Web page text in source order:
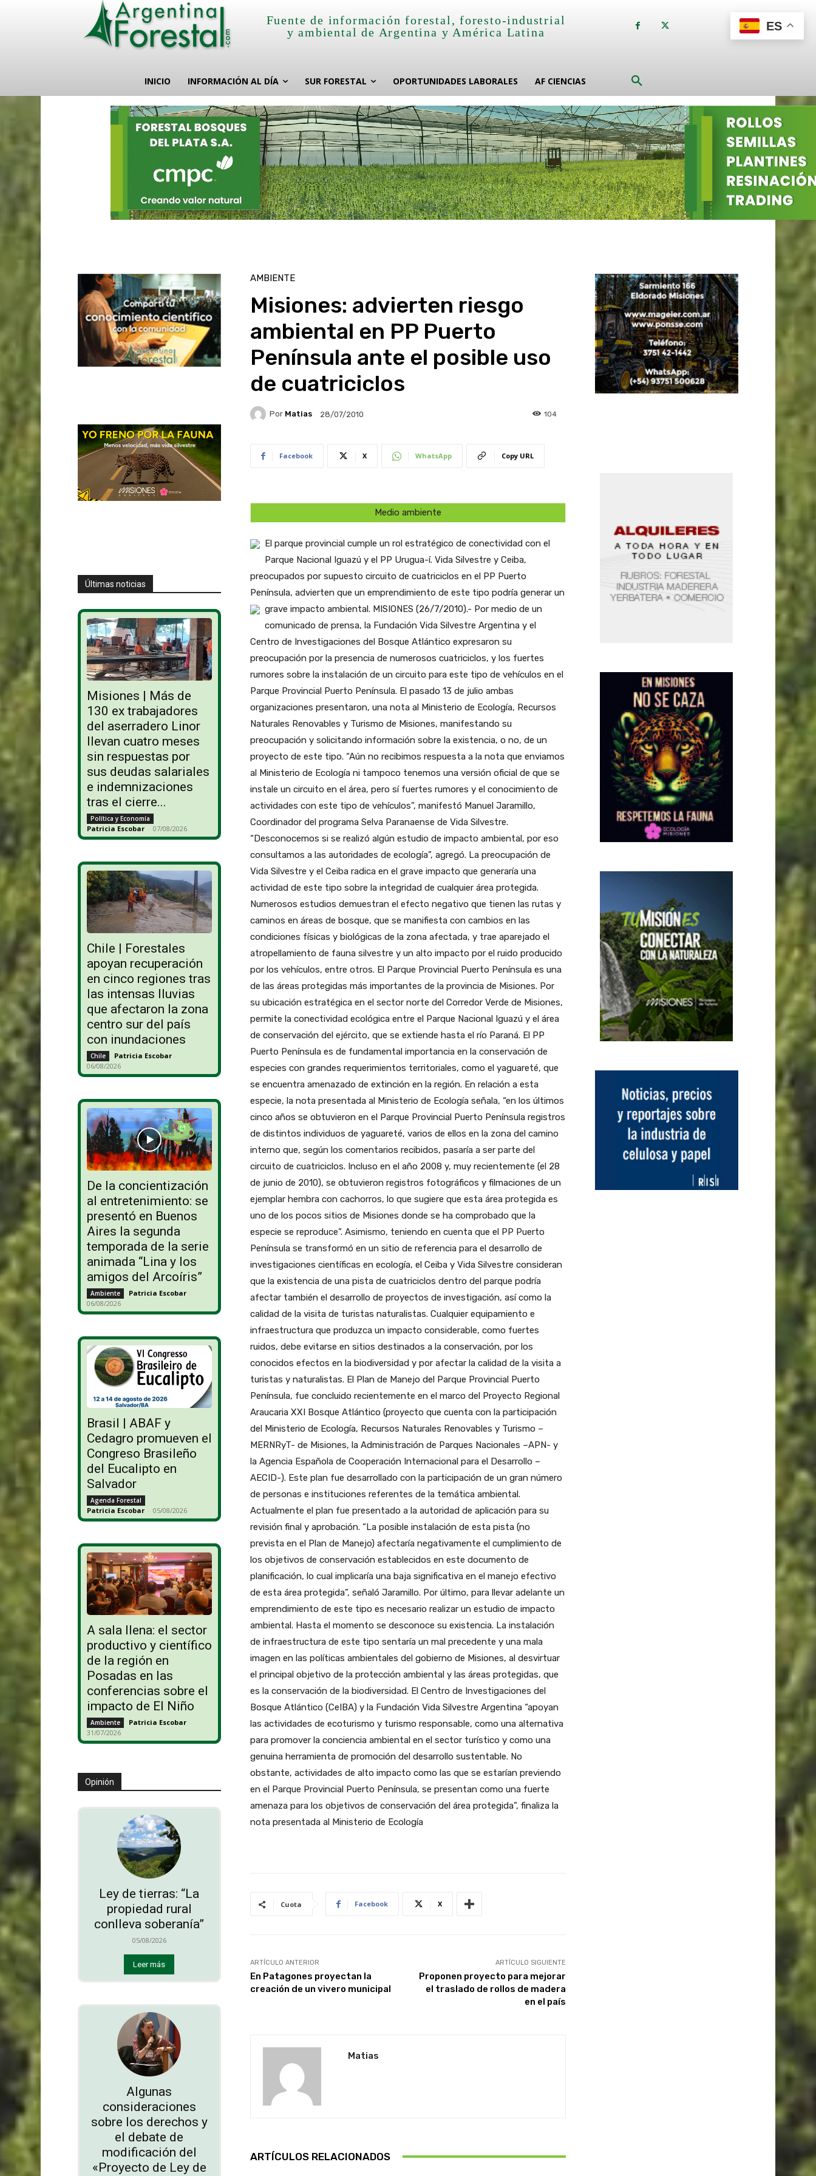
Fuente de información forestal, foresto-industrial
y ambiental de Argentina y América Latina
INICIO INFORMACIÓN AL DÍA SUR FORESTAL OPORTUNIDADES LABORALES AF CIENCIAS
Últimas noticias
Misiones | Más de
130 ex trabajadores
del aserradero Linor
llevan cuatro meses
sin respuestas por
sus deudas salariales
e indemnizaciones
tras el cierre...
Política y Economía
Patricia Escobar - 07/08/2026
Chile | Forestales
apoyan recuperación
en cinco regiones tras
las intensas lluvias
que afectaron la zona
centro sur del país
con inundaciones
Chile Patricia Escobar -
06/08/2026
De la concientización
al entretenimiento: se
presentó en Buenos
Aires la segunda
temporada de la serie
animada “Lina y los
amigos del Arcoíris”
Ambiente Patricia Escobar -
06/08/2026
Brasil | ABAF y
Cedagro promueven el
Congreso Brasileño
del Eucalipto en
Salvador
Agenda Forestal
Patricia Escobar - 05/08/2026
A sala llena: el sector
productivo y científico
de la región en
Posadas en las
conferencias sobre el
impacto de El Niño
Ambiente Patricia Escobar -
31/07/2026
Opinión
Ley de tierras: “La
propiedad rural
conlleva soberanía”
05/08/2026
Leer más
Algunas
consideraciones
sobre los derechos y
el debate de
modificación del
«Proyecto de Ley de
AMBIENTE
Misiones: advierten riesgo
ambiental en PP Puerto
Península ante el posible uso
de cuatriciclos
Por Matias 28/07/2010 104
Facebook X WhatsApp Copy URL
Medio ambiente
El parque provincial cumple un rol estratégico de conectividad con el
Parque Nacional Iguazú y el PP Urugua-í. Vida Silvestre y Ceiba,
preocupados por supuesto circuito de cuatriciclos en el PP Puerto
Península, advierten que un emprendimiento de este tipo podría generar un
grave impacto ambiental. MISIONES (26/7/2010).- Por medio de un
comunicado de prensa, la Fundación Vida Silvestre Argentina y el
Centro de Investigaciones del Bosque Atlántico expresaron su
preocupación por la presencia de numerosos cuatriciclos, y los fuertes
rumores sobre la instalación de un circuito para este tipo de vehículos en el
Parque Provincial Puerto Península. El pasado 13 de julio ambas
organizaciones presentaron, una nota al Ministerio de Ecología, Recursos
Naturales Renovables y Turismo de Misiones, manifestando su
preocupación y solicitando información sobre la existencia, o no, de un
proyecto de este tipo. “Aún no recibimos respuesta a la nota que enviamos
al Ministerio de Ecología ni tampoco tenemos una versión oficial de que se
instale un circuito en el área, pero sí fuertes rumores y el conocimiento de
actividades con este tipo de vehículos”, manifestó Manuel Jaramillo,
Coordinador del programa Selva Paranaense de Vida Silvestre.
“Desconocemos si se realizó algún estudio de impacto ambiental, por eso
consultamos a las autoridades de ecología”, agregó. La preocupación de
Vida Silvestre y el Ceiba radica en el grave impacto que generaría una
actividad de este tipo sobre la integridad de cualquier área protegida.
Numerosos estudios demuestran el efecto negativo que tienen las rutas y
caminos en áreas de bosque, que se manifiesta con cambios en las
condiciones físicas y biológicas de la zona afectada, y trae aparejado el
atropellamiento de fauna silvestre y un alto impacto por el ruido producido
por los vehículos, entre otros. El Parque Provincial Puerto Península es una
de las áreas protegidas más importantes de la provincia de Misiones. Por
su ubicación estratégica en el sector norte del Corredor Verde de Misiones,
permite la conectividad ecológica entre el Parque Nacional Iguazú y el área
de conservación del ejército, que se extiende hasta el río Paraná. El PP
Puerto Península es de fundamental importancia en la conservación de
especies con grandes requerimientos territoriales, como el yaguareté, que
se encuentra amenazado de extinción en la región. En relación a esta
especie, la nota presentada al Ministerio de Ecología señala, “en los últimos
cinco años se obtuvieron en el Parque Provincial Puerto Península registros
de distintos individuos de yaguareté, varios de ellos en la zona del camino
interno que, según los comentarios recibidos, pasaría a ser parte del
circuito de cuatriciclos. Incluso en el año 2008 y, muy recientemente (el 28
de junio de 2010), se obtuvieron registros fotográficos y filmaciones de un
ejemplar hembra con cachorros, lo que sugiere que esta área protegida es
uno de los pocos sitios de Misiones donde se ha comprobado que la
especie se reproduce”. Asimismo, teniendo en cuenta que el PP Puerto
Península se transformó en un sitio de referencia para el desarrollo de
investigaciones científicas en ecología, el Ceiba y Vida Silvestre consideran
que la existencia de una pista de cuatriciclos dentro del parque podría
afectar también el desarrollo de proyectos de investigación, así como la
calidad de la visita de turistas naturalistas. Cualquier equipamiento e
infraestructura que produzca un impacto considerable, como fuertes
ruidos, debe evitarse en sitios destinados a la conservación, por los
conocidos efectos en la biodiversidad y por afectar la calidad de la visita a
turistas y naturalistas. El Plan de Manejo del Parque Provincial Puerto
Península, fue concluido recientemente en el marco del Proyecto Regional
Araucaria XXI Bosque Atlántico (proyecto que cuenta con la participación
del Ministerio de Ecología, Recursos Naturales Renovables y Turismo –
MERNRyT- de Misiones, la Administración de Parques Nacionales –APN- y
la Agencia Española de Cooperación Internacional para el Desarrollo –
AECID-). Este plan fue desarrollado con la participación de un gran número
de personas e instituciones referentes de la temática ambiental.
Actualmente el plan fue presentado a la autoridad de aplicación para su
revisión final y aprobación. “La posible instalación de esta pista (no
prevista en el Plan de Manejo) afectaría negativamente el cumplimiento de
los objetivos de conservación establecidos en este documento de
planificación, lo cual implicaría una baja significativa en el manejo efectivo
de esta área protegida”, señaló Jaramillo. Por último, para llevar adelante un
emprendimiento de este tipo es necesario realizar un estudio de impacto
ambiental. Hasta el momento se desconoce su existencia. La instalación
de infraestructura de este tipo sentaría un mal precedente y una mala
imagen en las políticas ambientales del gobierno de Misiones, al desvirtuar
el principal objetivo de la protección ambiental y las áreas protegidas, que
es la conservación de la biodiversidad. El Centro de Investigaciones del
Bosque Atlántico (CeIBA) y la Fundación Vida Silvestre Argentina “apoyan
las actividades de ecoturismo y turismo responsable, como una alternativa
para promover la conciencia ambiental en el sector turístico y como una
genuina herramienta de promoción del desarrollo sustentable. No
obstante, actividades de alto impacto como las que se estarían previendo
en el Parque Provincial Puerto Península, se presentan como una fuerte
amenaza para los objetivos de conservación del área protegida”, finaliza la
nota presentada al Ministerio de Ecología
Cuota Facebook X
ARTÍCULO ANTERIOR
En Patagones proyectan la
creación de un vivero municipal
ARTÍCULO SIGUIENTE
Proponen proyecto para mejorar
el traslado de rollos de madera
en el país
Matias
ARTÍCULOS RELACIONADOS
ES